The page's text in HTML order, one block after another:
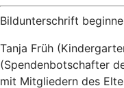
Bildunterschrift
Tanja Früh
(Spendenbotschafter
mit Mitgliedern des